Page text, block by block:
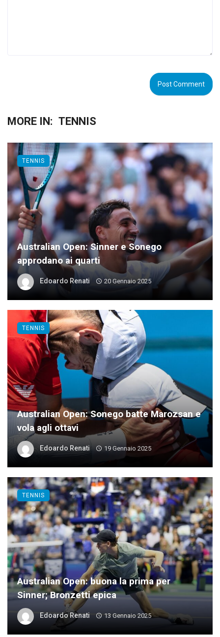
MORE IN: TENNIS
Australian Open: Sinner e Sonego
approdano ai quarti
Edoardo Renati 20 Gennaio 2025
TENNIS
Australian Open: Sonego batte Marozsan e
vola agli ottavi
Edoardo Renati 19 Gennaio 2025
TENNIS
Australian Open: buona la prima per
Sinner; Bronzetti epica
Edoardo Renati 13 Gennaio 2025
TENNIS